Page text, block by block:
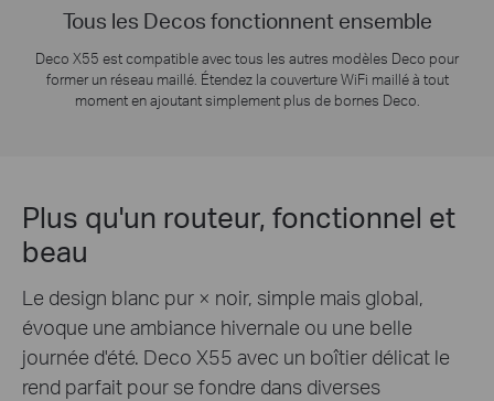
Tous les Decos fonctionnent ensemble
Deco X55 est compatible avec tous les autres modèles Deco pour
former un réseau maillé. Étendez la couverture WiFi maillé à tout
moment en ajoutant simplement plus de bornes Deco.
Plus qu'un routeur, fonctionnel et
beau
Le design blanc pur × noir, simple mais global,
évoque une ambiance hivernale ou une belle
journée d'été. Deco X55 avec un boîtier délicat le
rend parfait pour se fondre dans diverses